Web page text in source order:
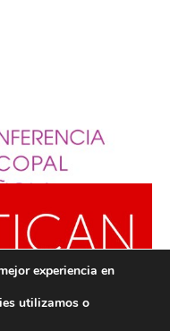
experiencia en
utilizamos o